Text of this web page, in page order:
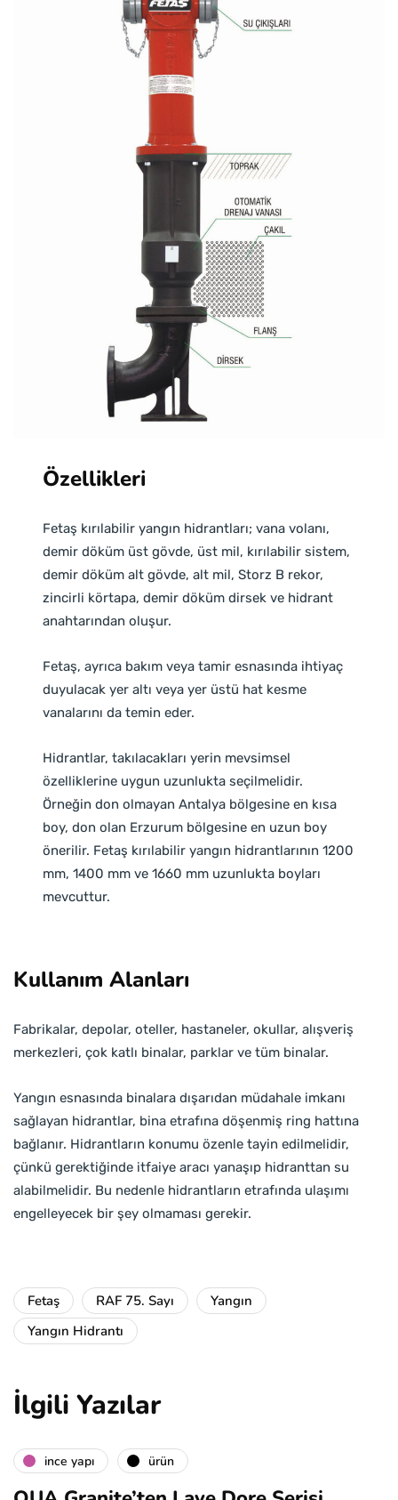
Özellikleri
Fetaş kırılabilir yangın hidrantları; vana volanı,
demir döküm üst gövde, üst mil, kırılabilir sistem,
demir döküm alt gövde, alt mil, Storz B rekor,
zincirli körtapa, demir döküm dirsek ve hidrant
anahtarından oluşur.
Fetaş, ayrıca bakım veya tamir esnasında ihtiyaç
duyulacak yer altı veya yer üstü hat kesme
vanalarını da temin eder.
Hidrantlar, takılacakları yerin mevsimsel
özelliklerine uygun uzunlukta seçilmelidir.
Örneğin don olmayan Antalya bölgesine en kısa
boy, don olan Erzurum bölgesine en uzun boy
önerilir. Fetaş kırılabilir yangın hidrantlarının 1200
mm, 1400 mm ve 1660 mm uzunlukta boyları
mevcuttur.
Kullanım Alanları
Fabrikalar, depolar, oteller, hastaneler, okullar, alışveriş
merkezleri, çok katlı binalar, parklar ve tüm binalar.
Yangın esnasında binalara dışarıdan müdahale imkanı
sağlayan hidrantlar, bina etrafına döşenmiş ring hattına
bağlanır. Hidrantların konumu özenle tayin edilmelidir,
çünkü gerektiğinde itfaiye aracı yanaşıp hidranttan su
alabilmelidir. Bu nedenle hidrantların etrafında ulaşımı
engelleyecek bir şey olmaması gerekir.
Fetaş RAF 75. Sayı
Yangın
Yangın Hidrantı
İlgili Yazılar
i̇nce yapı ürün